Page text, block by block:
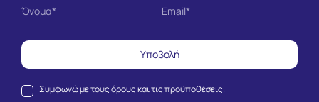
Συμφωνώ με τουςόρους και τις προϋποθέσεις.
Υποβολή